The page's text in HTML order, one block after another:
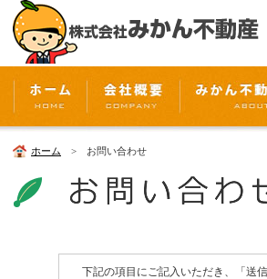
ホーム > お問い合わせ
下記の項目にご記入いただき、「送